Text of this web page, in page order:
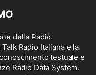
della Radio.
Radio Italiana e la
testuale e
Radio Data System.